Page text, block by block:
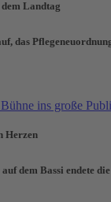
Landtag
das
Herzen
dem Bassi endete